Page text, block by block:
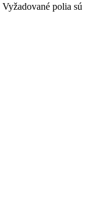
Vyžadované polia sú